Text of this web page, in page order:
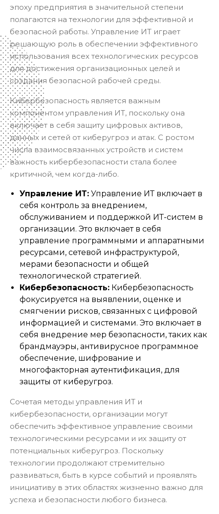
эпоху предприятия в значительной степени
полагаются на технологии для эффективной и
безопасной работы. Управление ИТ играет
решающую роль в обеспечении эффективного
использования всех технологических ресурсов
для достижения организационных целей и
создания безопасной рабочей среды.
Кибербезопасность является важным
компонентом управления ИТ, поскольку она
включает в себя защиту цифровых активов,
данных и сетей от киберугроз и атак. С ростом
числа взаимосвязанных устройств и систем
важность кибербезопасности стала более
критичной, чем когда-либо.
Управление ИТ: Управление ИТ включает в
себя контроль за внедрением,
обслуживанием и поддержкой ИТ-систем в
организации. Это включает в себя
управление программными и аппаратными
ресурсами, сетевой инфраструктурой,
мерами безопасности и общей
технологической стратегией.
Кибербезопасность: Кибербезопасность
фокусируется на выявлении, оценке и
смягчении рисков, связанных с цифровой
информацией и системами. Это включает в
себя внедрение мер безопасности, таких как
брандмауэры, антивирусное программное
обеспечение, шифрование и
многофакторная аутентификация, для
защиты от киберугроз.
Сочетая методы управления ИТ и
кибербезопасности, организации могут
обеспечить эффективное управление своими
технологическими ресурсами и их защиту от
потенциальных киберугроз. Поскольку
технологии продолжают стремительно
развиваться, быть в курсе событий и проявлять
инициативу в этих областях жизненно важно для
успеха и безопасности любого бизнеса.